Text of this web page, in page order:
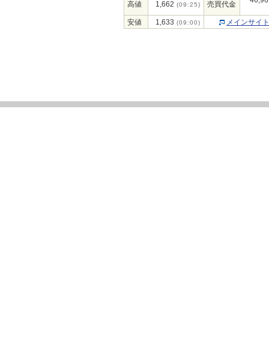
高値 1,662 (09:25) 売買代金
安値 1,633 (09:00) メインサイ